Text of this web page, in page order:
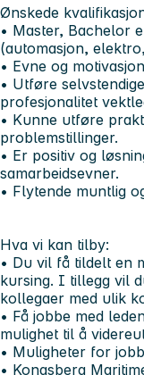
Ønskede
• Master, Bachelor
(automasjon,
• Evne og
• Utføre
profesjonalitet
• Kunne utføre
problemstillinger.
• Er positiv og
samarbeidsevner.
• Flytende muntlig
Hva vi kan tilby:
• Du vil få tildelt en
kursing. I tillegg vil
kollegaer med ulik
• Få jobbe med
mulighet til å
• Muligheter for
• Kongsberg